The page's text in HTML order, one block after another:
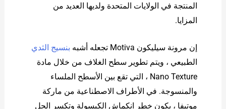
المنتجة في الولايات المتحدة ولديها العديد من
المزايا.
إن مرونة سيليكون Motiva تجعله أشبه
بنسيج الثدي
الطبيعي ، ويتم تطوير سطح الغلاف من خلال مادة
Nano Texture ، التي تقع بين الأسطح الملساء
والمنسوجة. في الأطراف الاصطناعية من ماركة
موتيفا ، يكون خطر انكماش الكبسولة وتكسر الجل